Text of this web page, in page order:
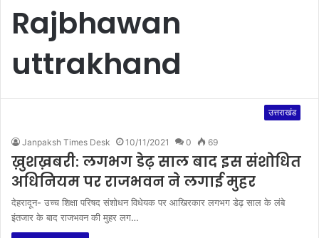
Rajbhawan
uttrakhand
उत्तराखंड
Janpaksh Times Desk 10/11/2021 0 69
ख़ुशख़बरी: लगभग डेढ़ साल बाद इस संशोधित
अधिनियम पर राजभवन ने लगाई मुहर
देहरादून- उच्च शिक्षा परिषद संशोधन विधेयक पर आखिरकार लगभग डेढ़ साल के लंबे
इंतजार के बाद राजभवन की मुहर लग…